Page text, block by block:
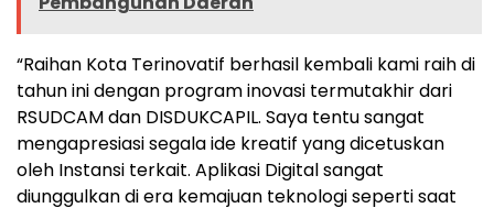
“Raihan Kota Terinovatif berhasil kembali kami raih di
tahun ini dengan program inovasi termutakhir dari
RSUDCAM dan DISDUKCAPIL. Saya tentu sangat
mengapresiasi segala ide kreatif yang dicetuskan
oleh Instansi terkait. Aplikasi Digital sangat
diunggulkan di era kemajuan teknologi seperti saat